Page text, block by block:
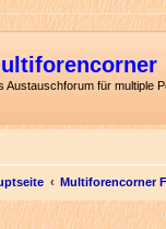
Austauschforum für multiple
Multiforencorner